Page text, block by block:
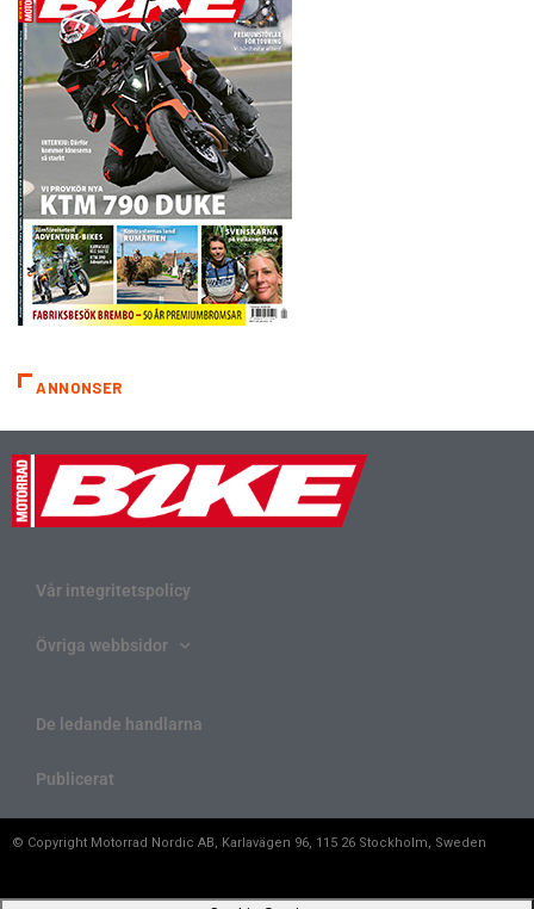
ANNONSER
Vår integritetspolicy
Övriga webbsidor
De ledande handlarna
Publicerat
© Copyright Motorrad Nordic AB, Karlavägen 96, 115 26 Stockholm, Sweden